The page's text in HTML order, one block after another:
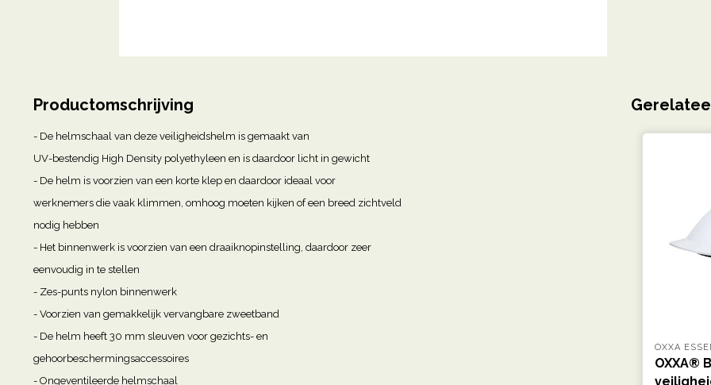
Productomschrijving
- De helmschaal van deze veiligheidshelm is gemaakt van
UV-bestendig High Density polyethyleen en is daardoor licht in gewicht
- De helm is voorzien van een korte klep en daardoor ideaal voor
werknemers die vaak klimmen, omhoog moeten kijken of een breed zichtveld
nodig hebben
- Het binnenwerk is voorzien van een draaiknopinstelling, daardoor zeer
eenvoudig in te stellen
- Zes-punts nylon binnenwerk
- Voorzien van gemakkelijk vervangbare zweetband
- De helm heeft 30 mm sleuven voor gezichts- en
gehoorbeschermingsaccessoires
- Ongeventileerde helmschaal
OXXA
OXXA®